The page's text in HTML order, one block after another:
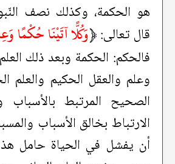
هو الحكمة، وكذلك نصف
قال تعالى:﴿وَكُلًّا آتَيْنَا حُكْمًا
فالحكم: الحكمة وبعد ذلك
وعلم والعقل الحكيم والعلم
الصحيح المرتبط بالأسباب
الارتباط بخالق الأسباب
أن يفشل في الحياة حامل